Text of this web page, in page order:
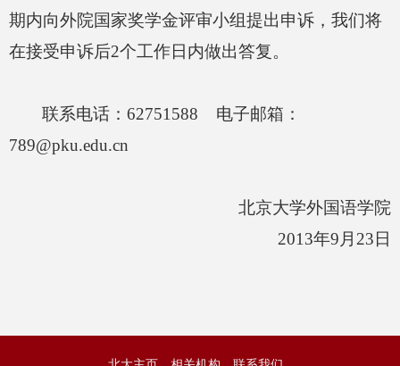
期内向外院国家奖学金评审小组提出申诉，我们将
在接受申诉后2个工作日内做出答复。
联系电话：62751588 电子邮箱：
789@pku.edu.cn
北京大学外国语学院
2013年9月 23 日